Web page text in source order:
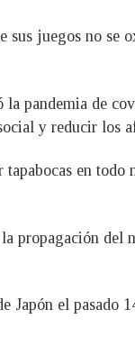
juegos no se
la pandemia de
y reducir los
en todo
propagación del
el pasado